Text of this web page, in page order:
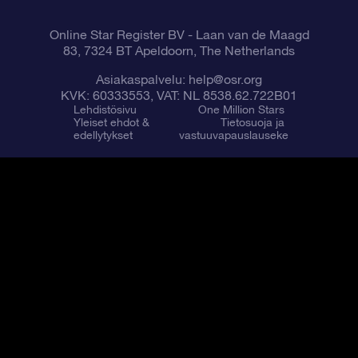
Online Star Register BV- Laan van de Maagd
83, 7324 BT Apeldoorn, The Netherlands
Asiakaspalvelu: help@osr.org
KVK: 60333553, VAT: NL 8538.62.722B01
Lehdistösivu
One Million Stars
Yleiset ehdot &
edellytykset
Tietosuoja ja
vastuuvapauslauseke